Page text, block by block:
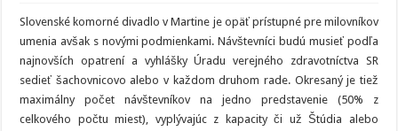
vám
divadlo?
Slovenské
komorné
divadlo
pozýva
na
predstavenia!
Slovenské komorné divadlo v Martine je opäť prístupné pre milovníkov
umenia avšak s novými podmienkami. Návštevníci budú musieť podľa
najnovších opatrení a vyhlášky Úradu verejného zdravotníctva SR
sedieť šachovnicovo alebo v každom druhom rade. Okresaný je tiež
maximálny počet návštevníkov na jedno predstavenie (50% z
celkového počtu miest), vyplývajúc z kapacity či už Štúdia alebo